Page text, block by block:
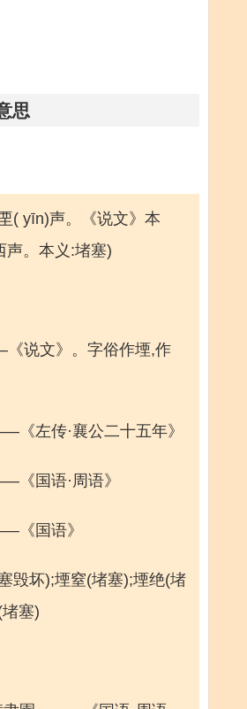
思
( yīn)声。《说文》本
声。本义:堵塞)
说文》。字俗作堙,作
《左传·襄公二十五年》
《国语·周语》
《国语》
毁坏);堙窒(堵塞);堙绝(堵
塞)